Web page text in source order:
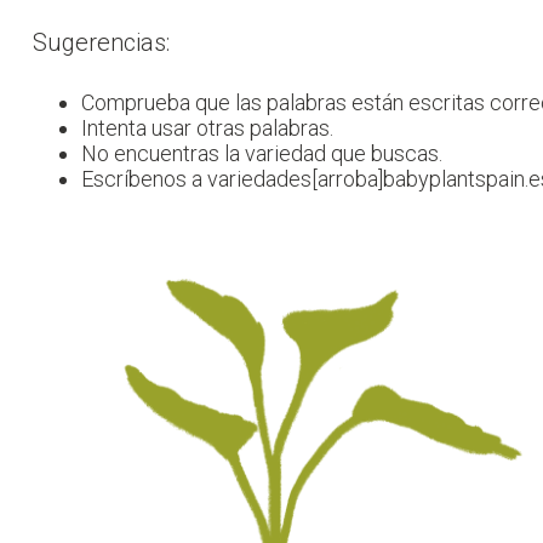
Sugerencias:
Comprueba que las palabras están escritas
Intenta usar otras palabras.
No encuentras la variedad que buscas.
Escríbenos a